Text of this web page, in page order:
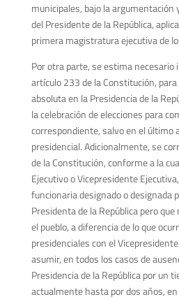
municipales, bajo la argumentación
del Presidente de la República,
primera magistratura ejecutiva de
Por otra parte, se estima necesario
artículo 233 de la Constitución,
absoluta en la Presidencia de la
la celebración de elecciones para
correspondiente, salvo en el último
presidencial. Adicionalmente, se
de la Constitución, conforme a la
Ejecutivo o Vicepresidente
funcionaria designado o designada
Presidenta de la República pero
el pueblo, a diferencia de lo que
presidenciales con el
asumir, en todos los casos de
Presidencia de la República por un
actualmente hasta por dos años,